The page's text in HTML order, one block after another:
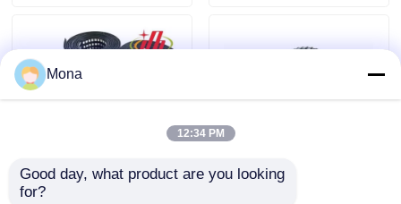
notizie
Fodera ceramica di usura
Fodera ceramica dell'allumina
Involucro di lamiera di
Mona
12:34 PM
Good day, what product are you looking
for?